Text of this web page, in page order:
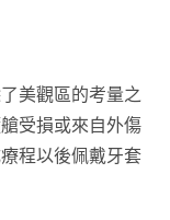
美觀區的考量之
受損或來自外傷
程以後佩戴牙套